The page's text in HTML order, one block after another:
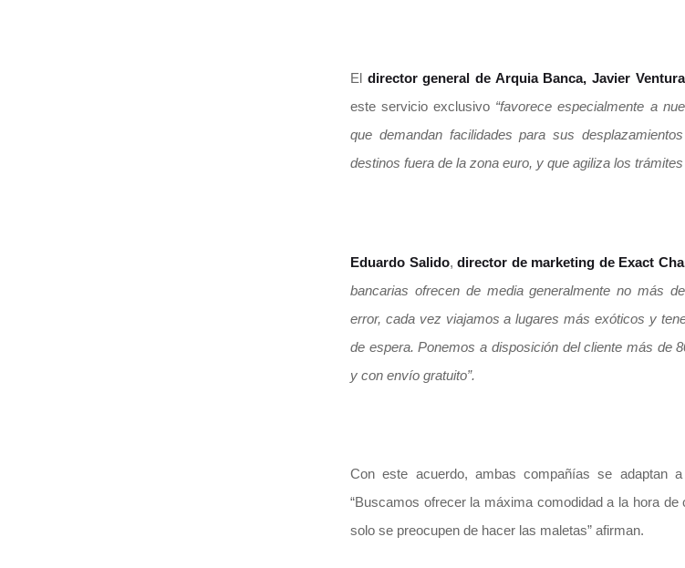
El director general de Arquia Banca, Javier Ventura
este servicio exclusivo “favorece especialmente a
que demandan facilidades para sus
destinos fuera de la zona euro, y que agiliza los
Eduardo Salido,director de marketing de Exact
bancarias ofrecen de media generalmente no más
error, cada vez viajamos a lugares más exóticos y
de espera. Ponemos a disposición del cliente más de
y con envío gratuito”.
Con este acuerdo, ambas compañías se adaptan
“Buscamos ofrecer la máxima comodidad a la hora
solo se preocupen de hacer las maletas” afirman.